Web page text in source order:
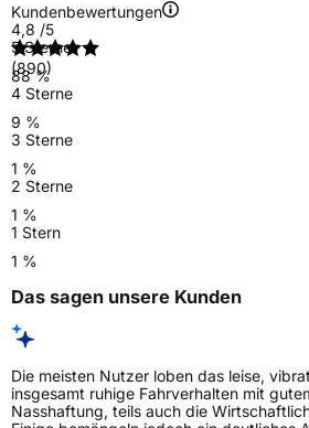
Kundenbewertungen
4,8 /5
(890)
5 Sterne
88 %
4 Sterne
9 %
3 Sterne
1 %
2 Sterne
1 %
1 Stern
1 %
Das sagen unsere Kunden
Die meisten Nutzer loben das leise,
insgesamt ruhige Fahrverhalten mit
Nasshaftung, teils auch die